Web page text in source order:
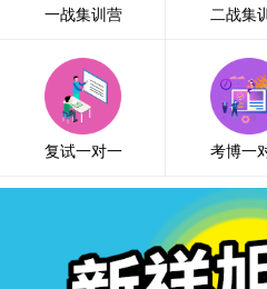
一战集训营 二战集
复试一对一 考博一